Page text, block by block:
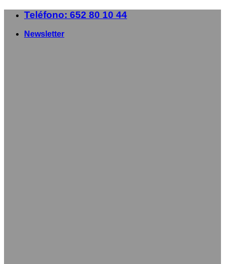
Saltar
contenido
Teléfono: 652 80 10 44
Newsletter